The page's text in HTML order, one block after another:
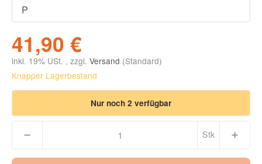
41,90 €
inkl. 19% USt. , zzgl. Versand (Standard)
Knapper Lagerbestand
Nur noch 2 verfügbar
Stk